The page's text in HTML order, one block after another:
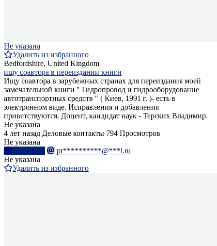
Не указана
Удалить из избранного
Bedfordshire, United Kingdom
ищу соавтора в переиздании книги
Ищу соавтора в зарубежных странах для переиздания моей
замечательной книги " Гидропровод и гидрооборудование
автотранспортных средств " ( Киев, 1991 г. )- есть в
электронном виде. Исправления и добавления
приветствуются. Доцент, кандидат наук - Терских Владимир.
Не указана
4 лет назад Деловые контакты 794 Просмотров
Не указана
Написать
pr**********@***l.ru
Не указана
Удалить из избранного